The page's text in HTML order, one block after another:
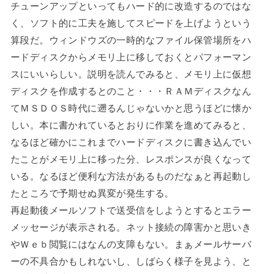
チューンアップといってもハード的に改造するのではな
く、ソフト的に工夫を施してスピードを上げようという
算段だ。ウィンドウズの一時的なファイル保管場所をハ
ードディスクからメモリ上に移しておくとパフォーマン
スにいいらしい。説明を読んでみると、メモリ上に仮想
ディスクを作成するとのこと・・・ＲＡＭディスクなん
てＭＳＤＯＳ時代に遡るんじゃないかと思うほどに懐か
しい。本に書かれているとおりに作業を進めてみると、
なるほど確かにこれまでハードディスクに書き込んでい
たことがメモリ上に移った分、レスポンスが良くなって
いる。なるほど便利な方法があるものだなぁと再起動し
たところで予期せぬ異変が発生する。
再起動後メールソフトで送受信をしようとするとエラー
メッセージが表示される。ネット接続の障害かと思いき
やＷｅｂ閲覧にはなんの支障もない。まぁメールサーバ
ーの不具合かもしれないし、しばらく様子を見よう、と